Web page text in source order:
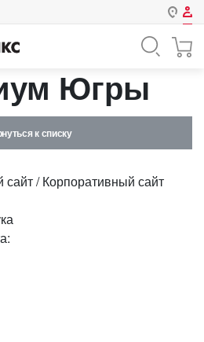
Казахстан
Беларусь
Зарегистрироваться
Запомнить меня на этом
Югры
к списку
/ Корпоративный сайт